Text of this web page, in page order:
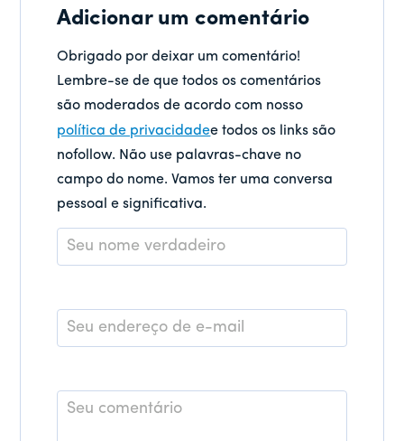
Adicionar um comentário
Obrigado por deixar um comentário!
Lembre-se de que todos os comentários
são moderados de acordo com nosso
política de privacidadee todos os links são
nofollow. Não use palavras-chave no
campo do nome. Vamos ter uma conversa
pessoal e significativa.
Nome
*
E-
mail
Comentário